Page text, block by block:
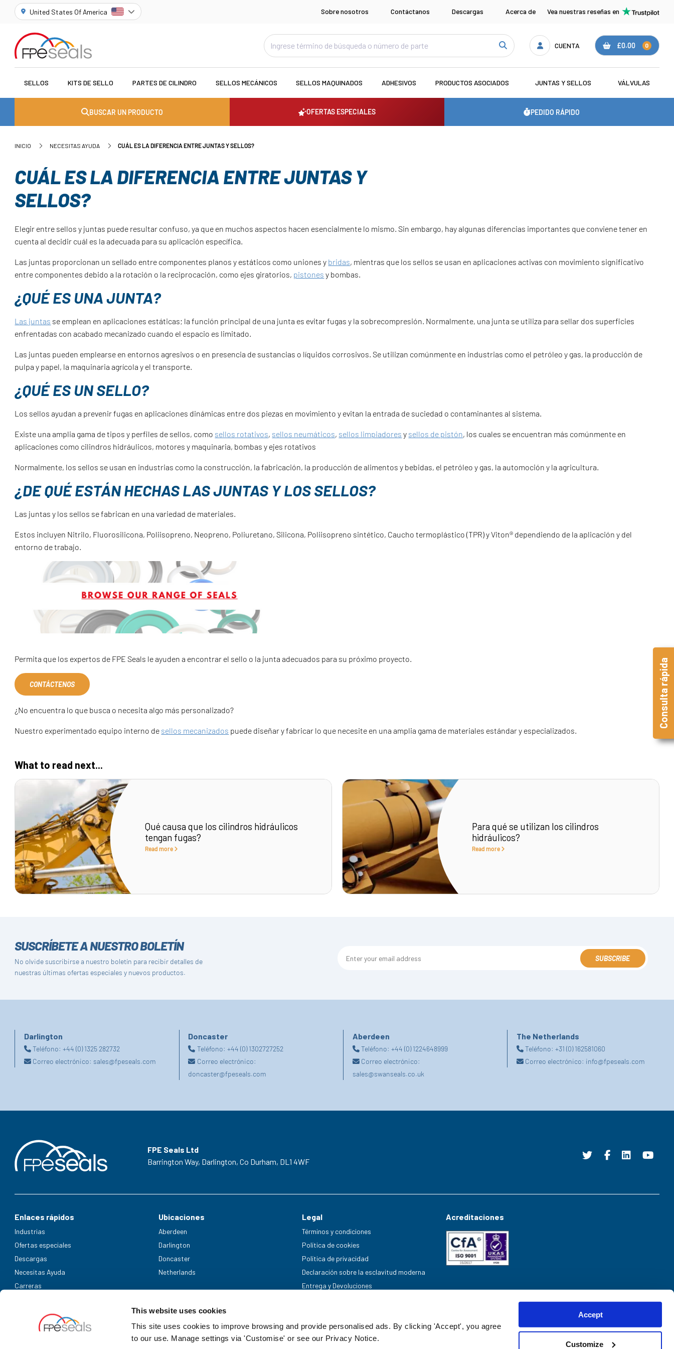
This website uses cookies
This site uses cookies to improve browsing and provide personalised ads. By clicking 'Accept', you agree
to our use. Manage settings via 'Customise' or see our Privacy Notice.
Accept
Customize
United States Of America Sobre nosotros Contáctanos Descargas Acerca de Vea nuestras reseñas en
CUENTA £0.00 0
SELLOS KITS DE SELLO PARTES DE CILINDRO SELLOS MECÁNICOS SELLOS MAQUINADOS ADHESIVOS PRODUCTOS ASOCIADOS JUNTAS Y SELLOS VÁLVULAS
BUSCAR UN PRODUCTO OFERTAS ESPECIALES PEDIDO RÁPIDO
INICIO NECESITAS AYUDA CUÁL ES LA DIFERENCIA ENTRE JUNTAS Y SELLOS?
CUÁL ES LA DIFERENCIA ENTRE JUNTAS Y
SELLOS?
Elegir entre sellos y juntas puede resultar confuso, ya que en muchos aspectos hacen esencialmente lo mismo. Sin embargo, hay algunas diferencias importantes que conviene tener en
cuenta al decidir cuál es la adecuada para su aplicación específica.
Las juntas proporcionan un sellado entre componentes planos y estáticos como uniones y bridas, mientras que los sellos se usan en aplicaciones activas con movimiento significativo
entre componentes debido a la rotación o la reciprocación, como ejes giratorios, pistones y bombas.
¿QUÉ ES UNA JUNTA?
Las juntas se emplean en aplicaciones estáticas; la función principal de una junta es evitar fugas y la sobrecompresión. Normalmente, una junta se utiliza para sellar dos superficies
enfrentadas con acabado mecanizado cuando el espacio es limitado.
Las juntas pueden emplearse en entornos agresivos o en presencia de sustancias o líquidos corrosivos. Se utilizan comúnmente en industrias como el petróleo y gas, la producción de
pulpa y papel, la maquinaria agrícola y el transporte.
¿QUÉ ES UN SELLO?
Los sellos ayudan a prevenir fugas en aplicaciones dinámicas entre dos piezas en movimiento y evitan la entrada de suciedad o contaminantes al sistema.
Existe una amplia gama de tipos y perfiles de sellos, como sellos rotativos, sellos neumáticos, sellos limpiadores y sellos de pistón, los cuales se encuentran más comúnmente en
aplicaciones como cilindros hidráulicos, motores y maquinaria, bombas y ejes rotativos
Normalmente, los sellos se usan en industrias como la construcción, la fabricación, la producción de alimentos y bebidas, el petróleo y gas, la automoción y la agricultura.
¿DE QUÉ ESTÁN HECHAS LAS JUNTAS Y LOS SELLOS?
Las juntas y los sellos se fabrican en una variedad de materiales.
Estos incluyen Nitrilo, Fluorosilicona, Poliisopreno, Neopreno, Poliuretano, Silicona, Poliisopreno sintético, Caucho termoplástico (TPR) y Viton® dependiendo de la aplicación y del
entorno de trabajo.
Permita que los expertos de FPE Seals le ayuden a encontrar el sello o la junta adecuados para su próximo proyecto.
CONTÁCTENOS
¿No encuentra lo que busca o necesita algo más personalizado?
Nuestro experimentado equipo interno de sellos mecanizados puede diseñar y fabricar lo que necesite en una amplia gama de materiales estándar y especializados.
What to read next...
Qué causa que los cilindros hidráulicos
tengan fugas?
Read more
Para qué se utilizan los cilindros
hidráulicos?
Read more
SUSCRÍBETE A NUESTRO BOLETÍN
No olvide suscribirse a nuestro boletín para recibir detalles de
nuestras últimas ofertas especiales y nuevos productos.
SUBSCRIBE
Darlington
Teléfono:+44 (0) 1325 282732
Correo electrónico: sales@fpeseals.com
Doncaster
Teléfono: +44 (0) 1302727252
Correo electrónico:
doncaster@fpeseals.com
Aberdeen
Teléfono: +44 (0) 1224648999
Correo electrónico:
sales@swanseals.co.uk
The Netherlands
Teléfono:+31 (0) 162581060
Correo electrónico: info@fpeseals.com
FPE Seals Ltd
Barrington Way, Darlington, Co Durham, DL1 4WF
Enlaces rápidos
Industrias
Ofertas especiales
Descargas
Necesitas Ayuda
Carreras
Ubicaciones
Aberdeen
Darlington
Doncaster
Netherlands
Legal
Términos y condiciones
Política de cookies
Política de privacidad
Declaración sobre la esclavitud moderna
Entrega y Devoluciones
Acreditaciones
Consulta rápida